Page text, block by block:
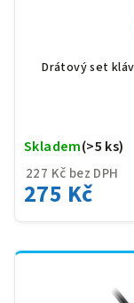
Drátový set
227 Kč bez DPH
275 Kč
Skladem(>5 ks)